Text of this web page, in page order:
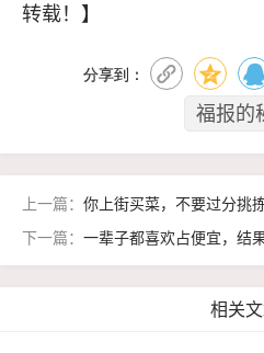
转载！】
分享到：
福报的
上一篇： 你上街买菜，不要过分挑
下一篇： 一辈子都喜欢占便宜，结
相关